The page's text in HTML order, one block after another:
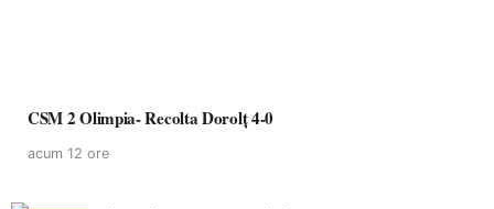
CSM 2 Olimpia- Recolta Dorolț 4-0
acum 12 ore